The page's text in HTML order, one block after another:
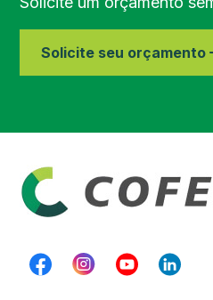
Região de
Solicite seu orçamento